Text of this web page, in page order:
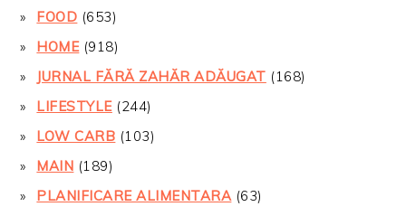
FOOD (653)
HOME(918)
JURNAL FĂRĂ ZAHĂR ADĂUGAT (168)
LIFESTYLE(244)
LOW CARB (103)
MAIN (189)
PLANIFICARE ALIMENTARA(63)